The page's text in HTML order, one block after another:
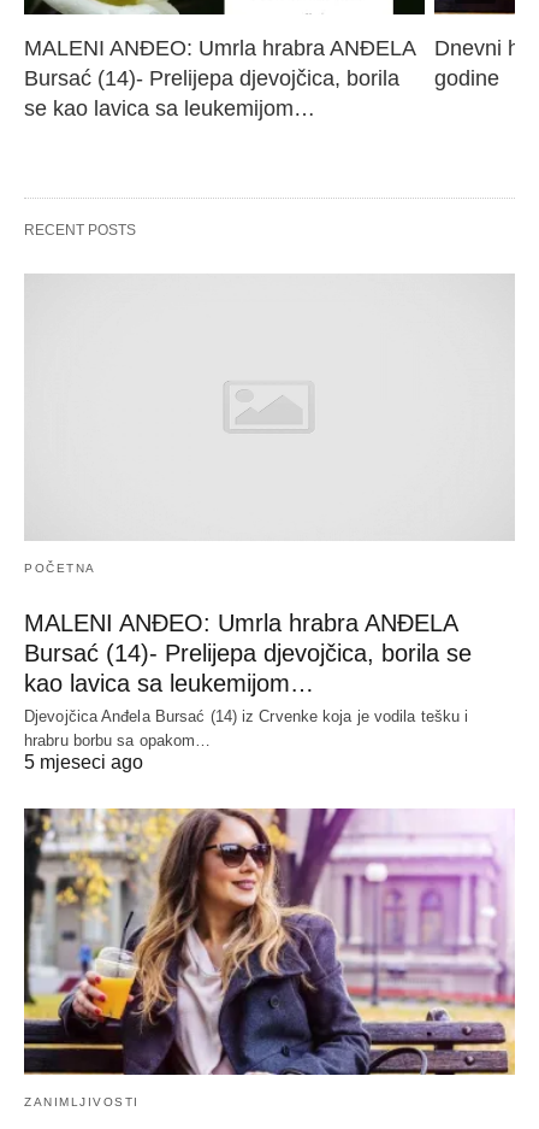
MALENI ANĐEO: Umrla hrabra ANĐELA
Bursać (14)- Prelijepa djevojčica, borila
se kao lavica sa leukemijom…
Dnevni
godine
RECENT POSTS
POČETNA
MALENI ANĐEO: Umrla hrabra ANĐELA
Bursać (14)- Prelijepa djevojčica, borila se
kao lavica sa leukemijom…
Djevojčica Anđela Bursać (14) iz Crvenke koja je vodila tešku i
hrabru borbu sa opakom…
5 mjeseci ago
ZANIMLJIVOSTI